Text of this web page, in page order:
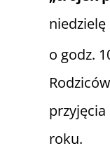
o godz.
roku.